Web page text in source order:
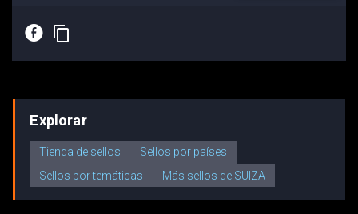
E content_copy
Explorar
Tienda de sellos
Sellos por países
Sellos por temáticas
Más sellos de SUIZA